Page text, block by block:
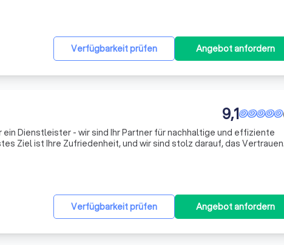
Verfügbarkeit prüfen Angebot anfordern
9,1
ein Dienstleister - wir sind Ihr Partner für nachhaltige und effiziente
Ziel ist Ihre Zufriedenheit, und wir sind stolz darauf, das Vertrauen
Verfügbarkeit prüfen Angebot anfordern